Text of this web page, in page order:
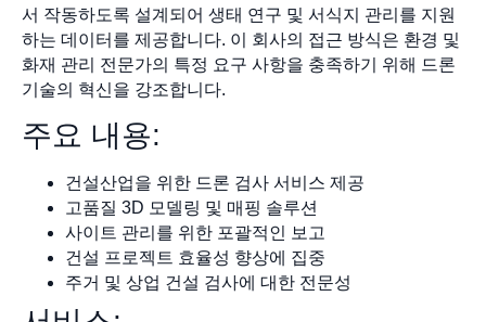
서 작동하도록 설계되어 생태 연구 및 서식지 관리를 지원
하는 데이터를 제공합니다. 이 회사의 접근 방식은 환경 및
화재 관리 전문가의 특정 요구 사항을 충족하기 위해 드론
기술의 혁신을 강조합니다.
주요 내용:
건설산업을 위한 드론 검사 서비스 제공
고품질 3D 모델링 및 매핑 솔루션
사이트 관리를 위한 포괄적인 보고
건설 프로젝트 효율성 향상에 집중
주거 및 상업 건설 검사에 대한 전문성